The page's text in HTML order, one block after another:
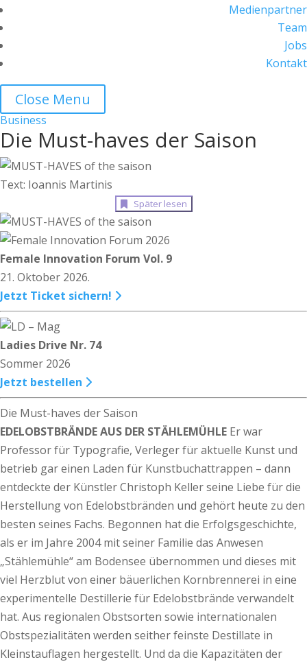
Medienpartner
Team
Jobs
Kontakt
Close Menu
Business
Die Must-haves der Saison
Text: Ioannis Martinis
Später lesen
Female Innovation Forum Vol. 9
21. Oktober 2026.
Jetzt Ticket sichern!
Ladies Drive Nr. 74
Sommer 2026
Jetzt bestellen
Die Must-haves der Saison
EDELOBSTBRÄNDE AUS DER STÄHLEMÜHLE Er war
Professor für Typografie, Verleger für aktuelle Kunst und
betrieb gar einen Laden für Kunstbuchattrappen – dann
entdeckte der Künstler Christoph Keller seine Liebe für die
Herstellung von Edelobstbränden und gehört heute zu den
besten seines Fachs. Begonnen hat die Erfolgsgeschichte,
als er im Jahre 2004 mit seiner Familie das Anwesen
„Stählemühle“ am Bodensee übernommen und dieses mit
viel Herzblut von einer bäuerlichen Kornbrennerei in eine
experimentelle Destillerie für Edelobstbrände verwandelt
hat. Aus regionalen Obstsorten sowie internationalen
Obstspezialitäten werden seither feinste Destillate in
Kleinstauflagen hergestellt. Und da die Kapazitäten der